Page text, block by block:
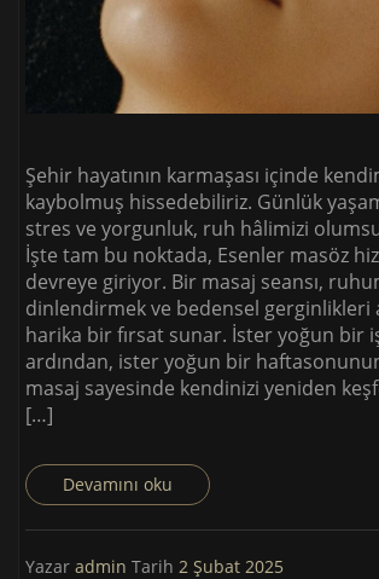
Şehir hayatının karmaşası içinde
kaybolmuş hissedebiliriz. Günlük
stres ve yorgunluk, ruh hâlimizi
İşte tam bu noktada, Esenler masöz
devreye giriyor. Bir masaj seansı,
dinlendirmek ve bedensel gerginlikleri
harika bir fırsat sunar. İster yoğun bir
ardından, ister yoğun bir
masaj sayesinde kendinizi yeniden
[…]
Devamını oku
Yazar admin Tarih 2 Şubat 2025